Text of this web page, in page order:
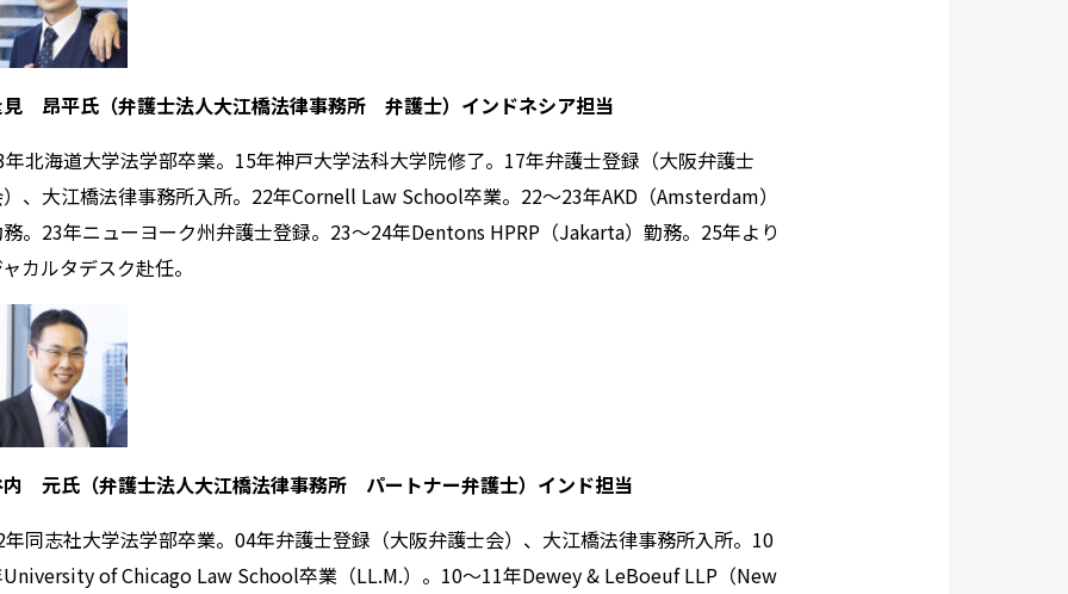
昂平氏（弁護士法人大江橋法律事務所 弁護士）インドネシア担当
年北海道大学法学部卒業。15年神戸大学法科大学院修了。17年弁護士登録（大阪弁護士
、大江橋法律事務所入所。22年Cornell Law School卒業。22～23年AKD（Amsterdam）
。23年ニューヨーク州弁護士登録。23～24年Dentons HPRP（Jakarta）勤務。25年より
カルタデスク赴任。
元氏（弁護士法人大江橋法律事務所 パートナー弁護士）インド担当
年同志社大学法学部卒業。04年弁護士登録（大阪弁護士会）、大江橋法律事務所入所。10
of Chicago Law School卒業（LL.M.）。10～11年Dewey & LeBoeuf LLP（New